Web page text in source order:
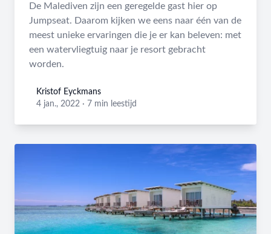
De Malediven zijn een geregelde gast hier op
Jumpseat. Daarom kijken we eens naar één van de
meest unieke ervaringen die je er kan beleven: met
een watervliegtuig naar je resort gebracht
worden.
Kristof Eyckmans
Kristof Eyckmans
4 jan., 2022 · 7 min leestijd